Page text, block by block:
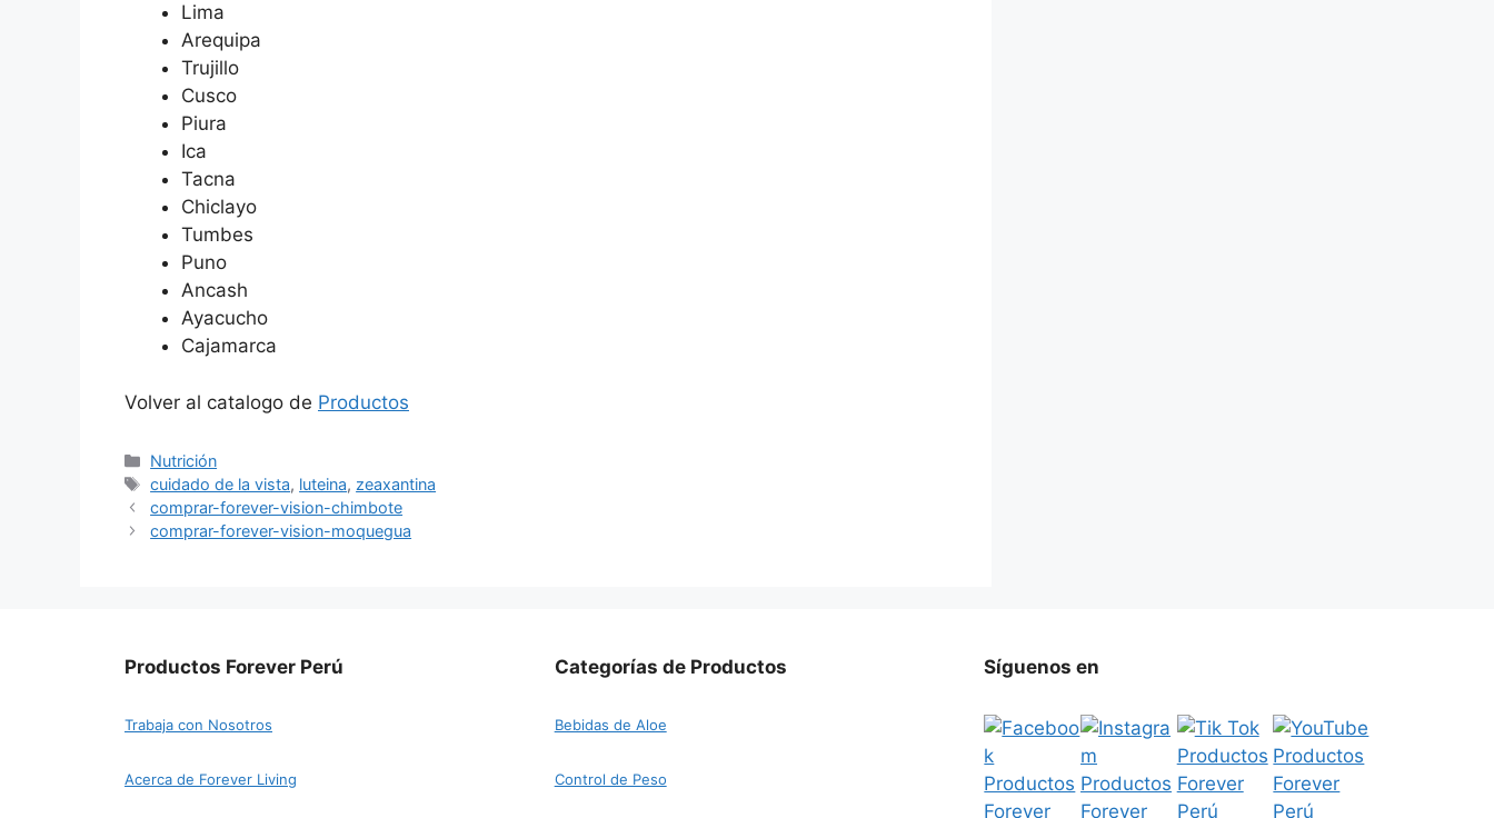
Lima
Arequipa
Trujillo
Cusco
Piura
Ica
Tacna
Chiclayo
Tumbes
Puno
Ancash
Ayacucho
Cajamarca
Volver al catalogo de Productos
Categorías
Nutrición
Etiquetas
cuidado de la vista, luteina, zeaxantina
comprar-forever-vision-chimbote
comprar-forever-vision-moquegua
Productos Forever Perú
Trabaja con Nosotros
Acerca de Forever Living
Categorías de Productos
Bebidas de Aloe
Control de Peso
Síguenos en